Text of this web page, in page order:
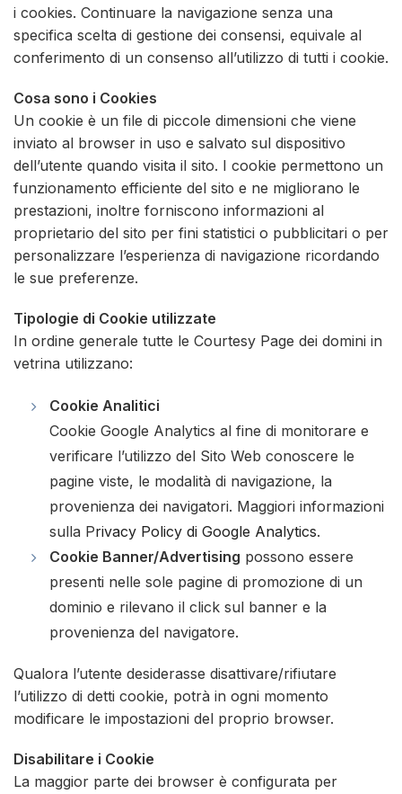
i cookies. Continuare la navigazione senza una
specifica scelta di gestione dei consensi, equivale al
conferimento di un consenso all’utilizzo di tutti i cookie.
Cosa sono i Cookies
Un cookie è un file di piccole dimensioni che viene
inviato al browser in uso e salvato sul dispositivo
dell’utente quando visita il sito. I cookie permettono un
funzionamento efficiente del sito e ne migliorano le
prestazioni, inoltre forniscono informazioni al
proprietario del sito per fini statistici o pubblicitari o per
personalizzare l’esperienza di navigazione ricordando
le sue preferenze.
Tipologie di Cookie utilizzate
In ordine generale tutte le Courtesy Page dei domini in
vetrina utilizzano:
Cookie Analitici
Cookie Google Analytics al fine di monitorare e
verificare l’utilizzo del Sito Web conoscere le
pagine viste, le modalità di navigazione, la
provenienza dei navigatori. Maggiori informazioni
sulla Privacy Policy di Google Analytics.
Cookie Banner/Advertising possono essere
presenti nelle sole pagine di promozione di un
dominio e rilevano il click sul banner e la
provenienza del navigatore.
Qualora l’utente desiderasse disattivare/rifiutare
l’utilizzo di detti cookie, potrà in ogni momento
modificare le impostazioni del proprio browser.
Disabilitare i Cookie
La maggior parte dei browser è configurata per